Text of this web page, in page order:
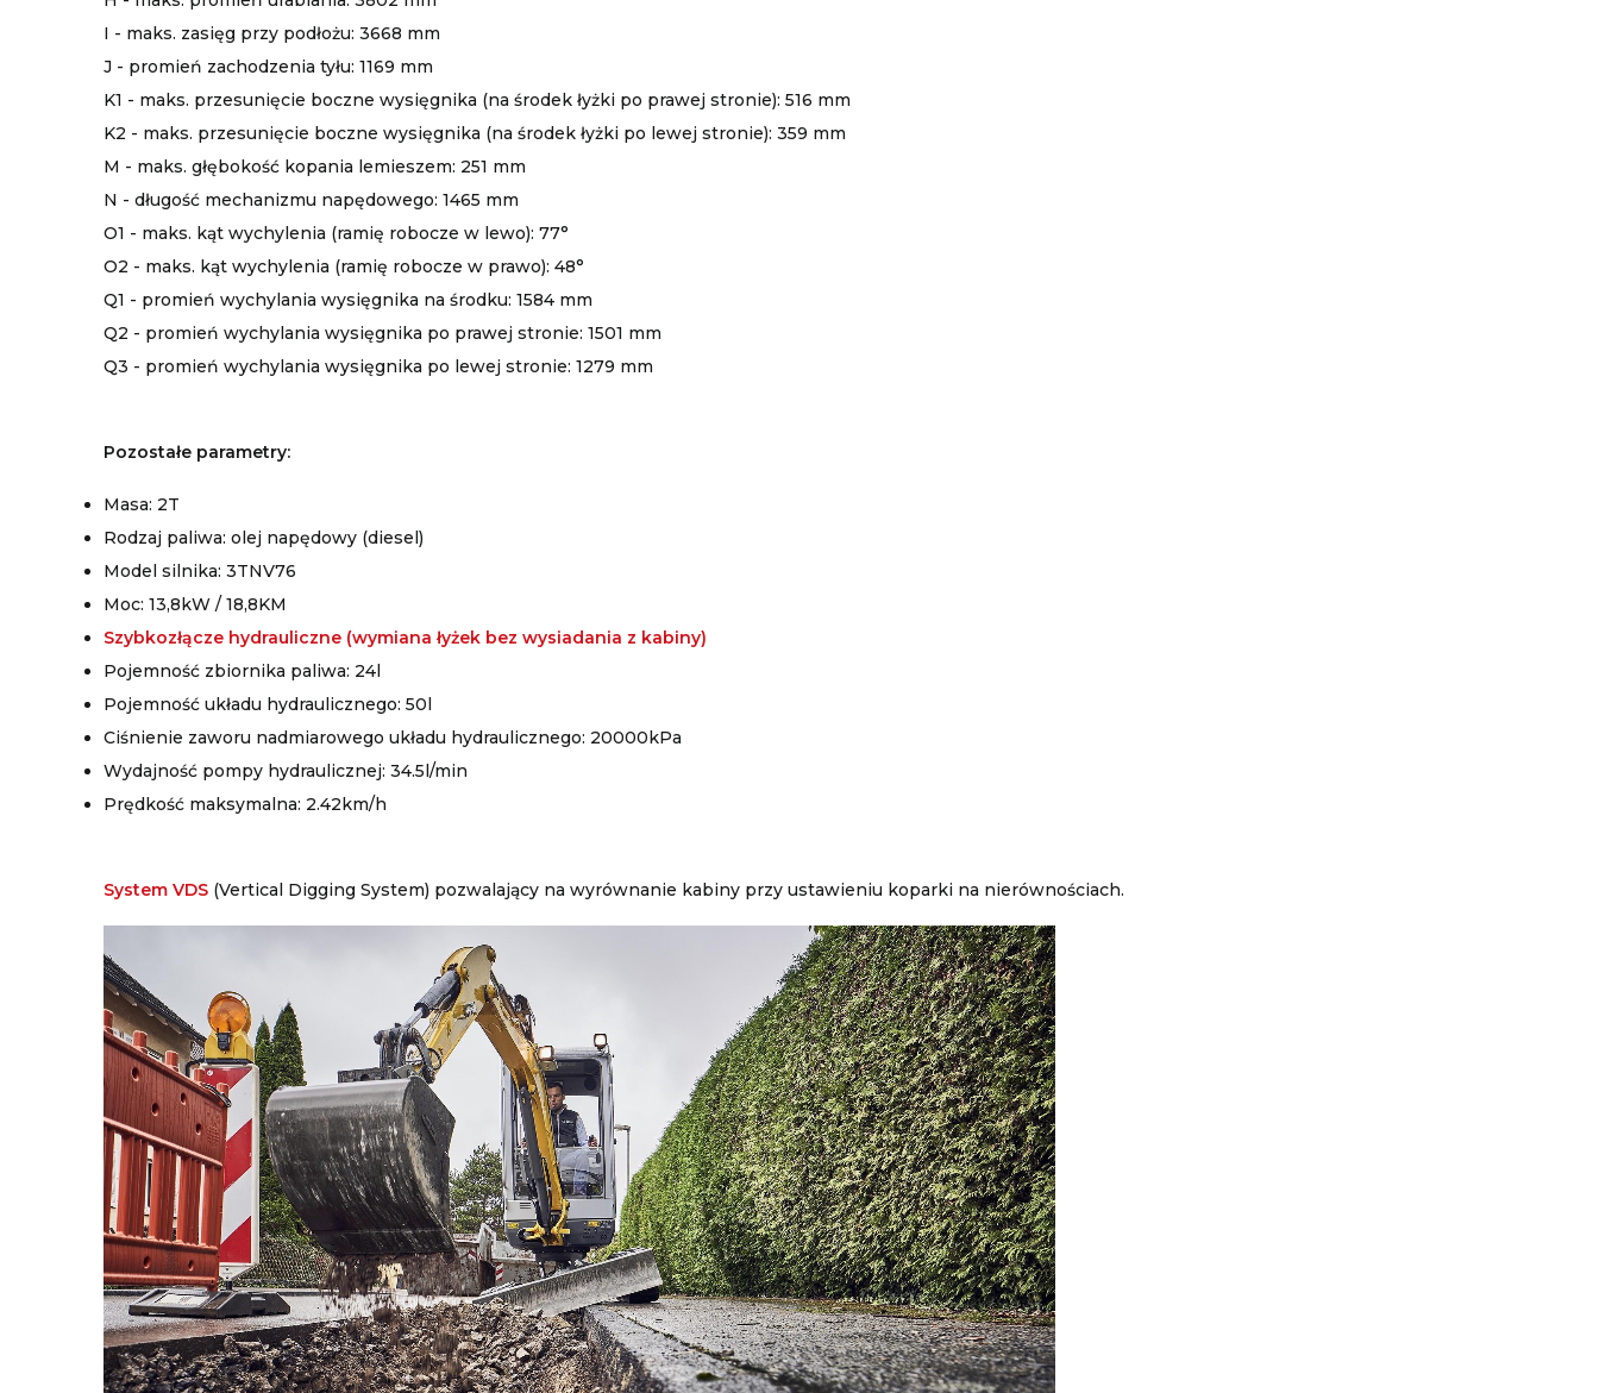
I - maks. zasięg przy podłożu: 3668 mm
J - promień zachodzenia tyłu: 1169 mm
K1 - maks. przesunięcie boczne wysięgnika (na środek łyżki po prawej stronie): 516 mm
K2 - maks. przesunięcie boczne wysięgnika (na środek łyżki po lewej stronie): 359 mm
M - maks. głębokość kopania lemieszem: 251 mm
N - długość mechanizmu napędowego: 1465 mm
O1 - maks. kąt wychylenia (ramię robocze w lewo): 77°
O2 - maks. kąt wychylenia (ramię robocze w prawo): 48°
Q1 - promień wychylania wysięgnika na środku: 1584 mm
Q2 - promień wychylania wysięgnika po prawej stronie: 1501 mm
Q3 - promień wychylania wysięgnika po lewej stronie: 1279 mm
Pozostałe parametry:
Masa: 2T
Rodzaj paliwa: olej napędowy (diesel)
Model silnika: 3TNV76
Moc: 13,8kW / 18,8KM
Szybkozłącze hydrauliczne (wymiana łyżek bez wysiadania z kabiny)
Pojemność zbiornika paliwa: 24l
Pojemność układu hydraulicznego: 50l
Ciśnienie zaworu nadmiarowego układu hydraulicznego: 20000kPa
Wydajność pompy hydraulicznej: 34.5l/min
Prędkość maksymalna: 2.42km/h
System VDS (Vertical Digging System) pozwalający na wyrównanie kabiny przy ustawieniu koparki na nierównościach.